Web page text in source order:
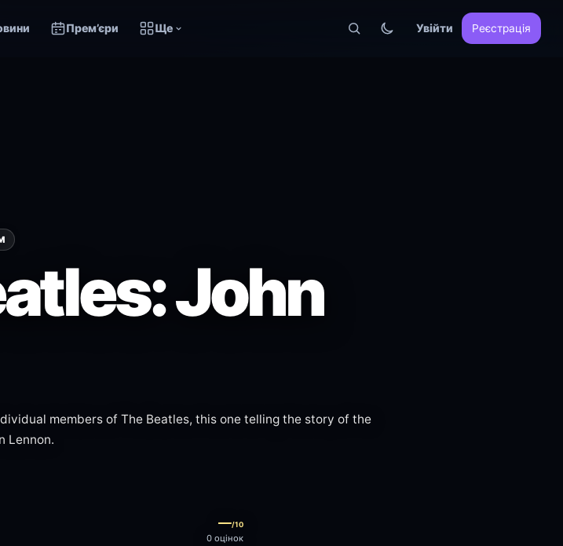
Прем’єри Ще Увійти Реєстрація
John
members of The Beatles, this one telling the story of the
Lennon.
—/10
0 оцінок